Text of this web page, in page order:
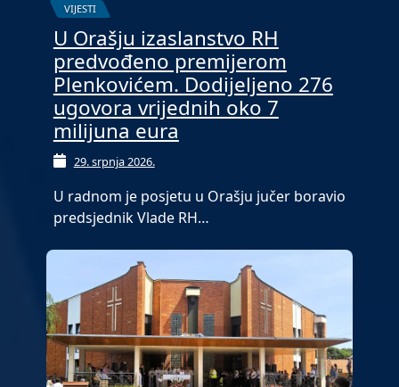
VIJESTI
U Orašju izaslanstvo RH
predvođeno premijerom
Plenkovićem. Dodijeljeno 276
ugovora vrijednih oko 7
milijuna eura
29. srpnja 2026.
U radnom je posjetu u Orašju jučer boravio
predsjednik Vlade RH…